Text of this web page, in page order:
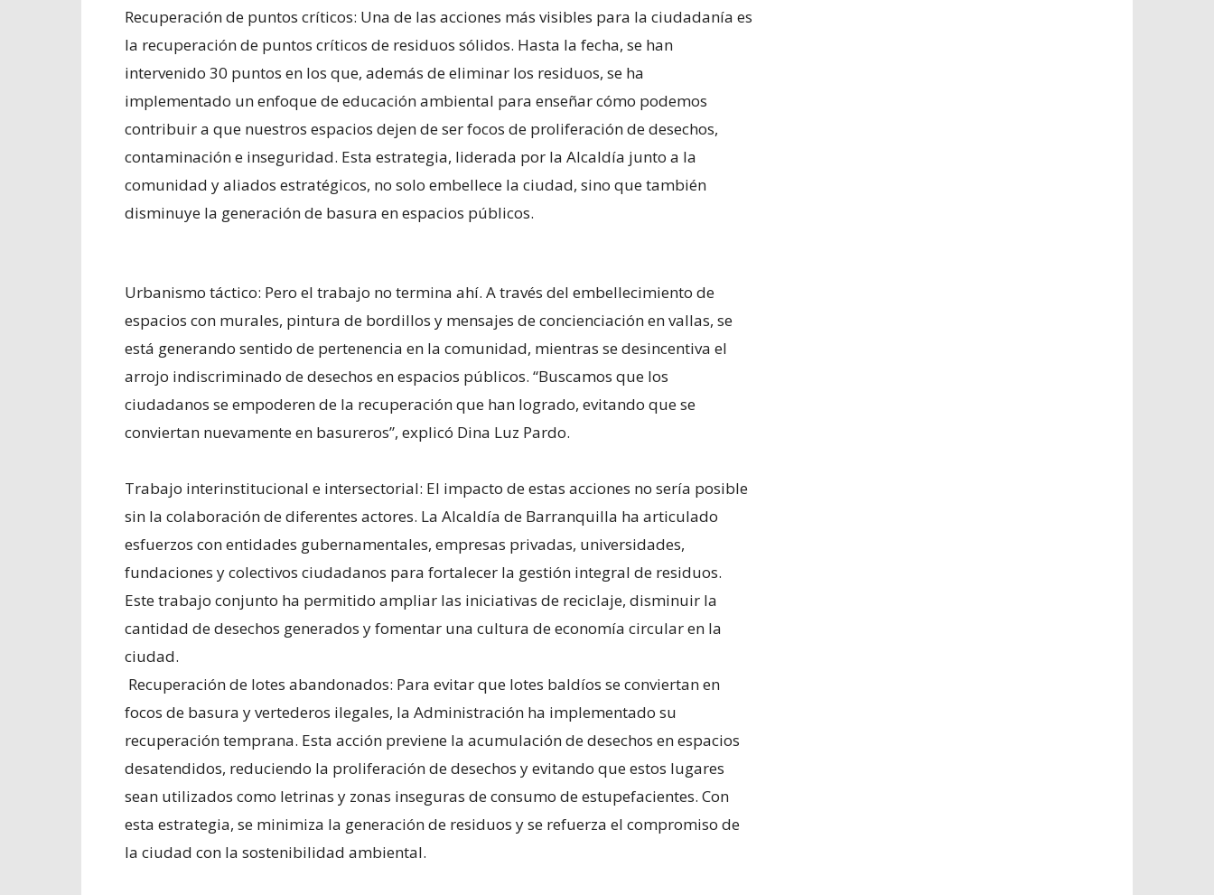
Recuperación de puntos críticos: Una de las acciones más visibles para la ciudadanía es
la recuperación de puntos críticos de residuos sólidos. Hasta la fecha, se han
intervenido 30 puntos en los que, además de eliminar los residuos, se ha
implementado un enfoque de educación ambiental para enseñar cómo podemos
contribuir a que nuestros espacios dejen de ser focos de proliferación de desechos,
contaminación e inseguridad. Esta estrategia, liderada por la Alcaldía junto a la
comunidad y aliados estratégicos, no solo embellece la ciudad, sino que también
disminuye la generación de basura en espacios públicos.
Urbanismo táctico: Pero el trabajo no termina ahí. A través del embellecimiento de
espacios con murales, pintura de bordillos y mensajes de concienciación en vallas, se
está generando sentido de pertenencia en la comunidad, mientras se desincentiva el
arrojo indiscriminado de desechos en espacios públicos. “Buscamos que los
ciudadanos se empoderen de la recuperación que han logrado, evitando que se
conviertan nuevamente en basureros”, explicó Dina Luz Pardo.
Trabajo interinstitucional e intersectorial: El impacto de estas acciones no sería posible
sin la colaboración de diferentes actores. La Alcaldía de Barranquilla ha articulado
esfuerzos con entidades gubernamentales, empresas privadas, universidades,
fundaciones y colectivos ciudadanos para fortalecer la gestión integral de residuos.
Este trabajo conjunto ha permitido ampliar las iniciativas de reciclaje, disminuir la
cantidad de desechos generados y fomentar una cultura de economía circular en la
ciudad.
Recuperación de lotes abandonados: Para evitar que lotes baldíos se conviertan en
focos de basura y vertederos ilegales, la Administración ha implementado su
recuperación temprana. Esta acción previene la acumulación de desechos en espacios
desatendidos, reduciendo la proliferación de desechos y evitando que estos lugares
sean utilizados como letrinas y zonas inseguras de consumo de estupefacientes. Con
esta estrategia, se minimiza la generación de residuos y se refuerza el compromiso de
la ciudad con la sostenibilidad ambiental.